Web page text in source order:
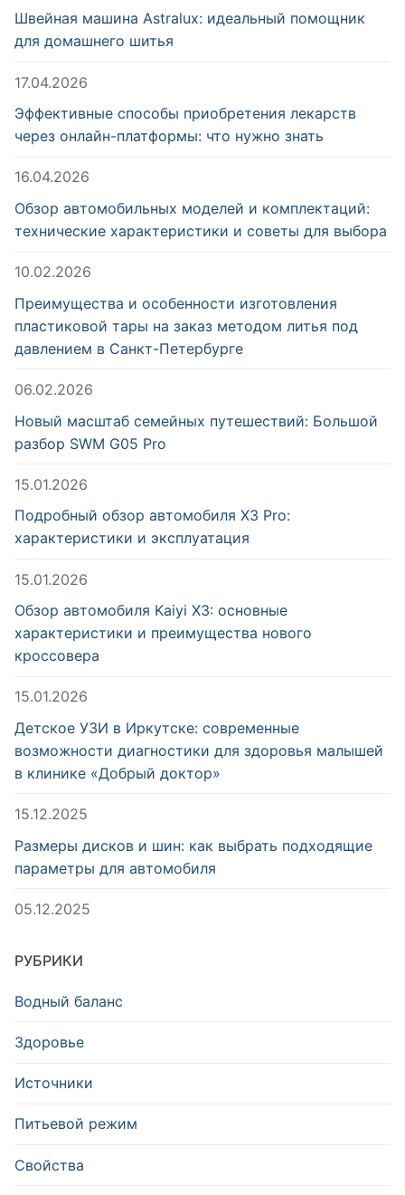
Швейная машина Astralux: идеальный помощник
для домашнего шитья
17.04.2026
Эффективные способы приобретения лекарств
через онлайн-платформы: что нужно знать
16.04.2026
Обзор автомобильных моделей и комплектаций:
технические характеристики и советы для выбора
10.02.2026
Преимущества и особенности изготовления
пластиковой тары на заказ методом литья под
давлением в Санкт-Петербурге
06.02.2026
Новый масштаб семейных путешествий: Большой
разбор SWM G05 Pro
15.01.2026
Подробный обзор автомобиля X3 Pro:
характеристики и эксплуатация
15.01.2026
Обзор автомобиля Kaiyi X3: основные
характеристики и преимущества нового
кроссовера
15.01.2026
Детское УЗИ в Иркутске: современные
возможности диагностики для здоровья малышей
в клинике «Добрый доктор»
15.12.2025
Размеры дисков и шин: как выбрать подходящие
параметры для автомобиля
05.12.2025
РУБРИКИ
Водный баланс
Здоровье
Источники
Питьевой режим
Свойства